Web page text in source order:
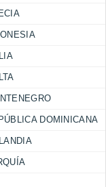
DOMINICANA